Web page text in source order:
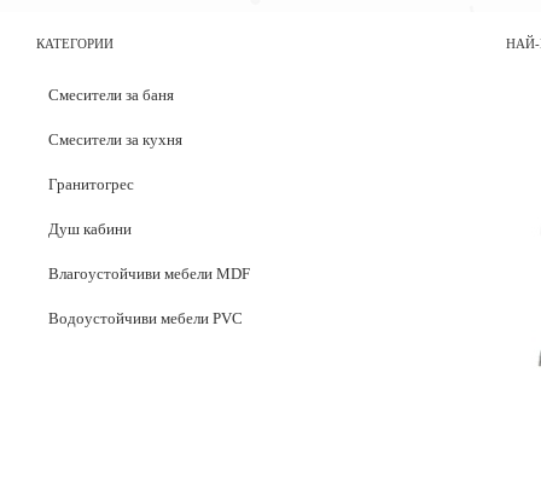
КАТЕГОРИИ
Смесители за баня
Смесители за кухня
Гранитогрес
Душ кабини
Влагоустойчиви мебели MDF
Водоустойчиви мебели PVC